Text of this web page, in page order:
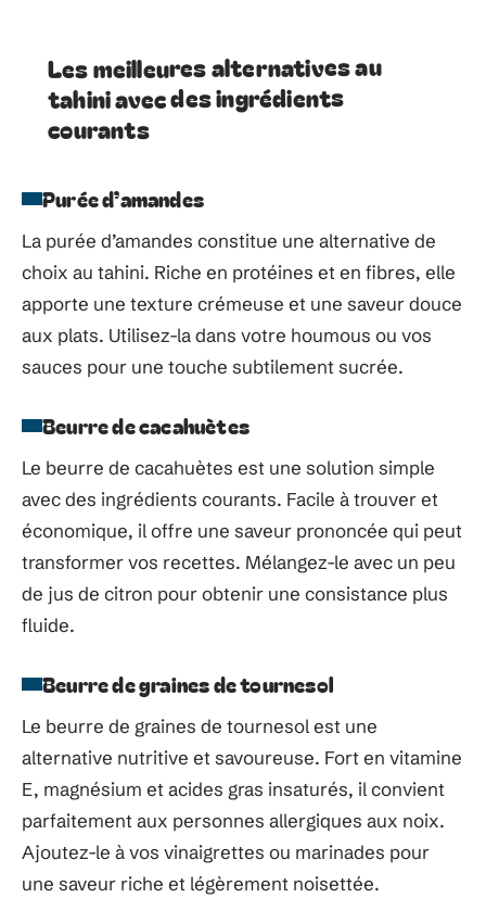
Les meilleures alternatives au
tahini avec des ingrédients
courants
Purée d’amandes
La purée d’amandes constitue une alternative de
choix au tahini. Riche en protéines et en fibres, elle
apporte une texture crémeuse et une saveur douce
aux plats. Utilisez-la dans votre houmous ou vos
sauces pour une touche subtilement sucrée.
Beurre de cacahuètes
Le beurre de cacahuètes est une solution simple
avec des ingrédients courants. Facile à trouver et
économique, il offre une saveur prononcée qui peut
transformer vos recettes. Mélangez-le avec un peu
de jus de citron pour obtenir une consistance plus
fluide.
Beurre de graines de tournesol
Le beurre de graines de tournesol est une
alternative nutritive et savoureuse. Fort en vitamine
E, magnésium et acides gras insaturés, il convient
parfaitement aux personnes allergiques aux noix.
Ajoutez-le à vos vinaigrettes ou marinades pour
une saveur riche et légèrement noisettée.